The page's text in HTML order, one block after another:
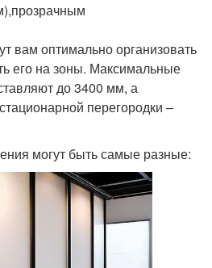
вам оптимально организовать
его на зоны. Максимальные
до 3400 мм, а
перегородки –
могут быть самые разные: